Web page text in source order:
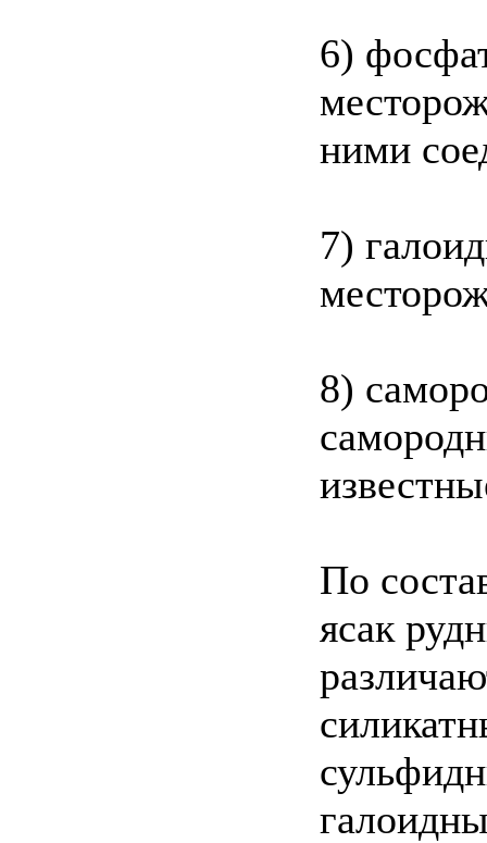
6)
ними
7)
8)
По
ясак